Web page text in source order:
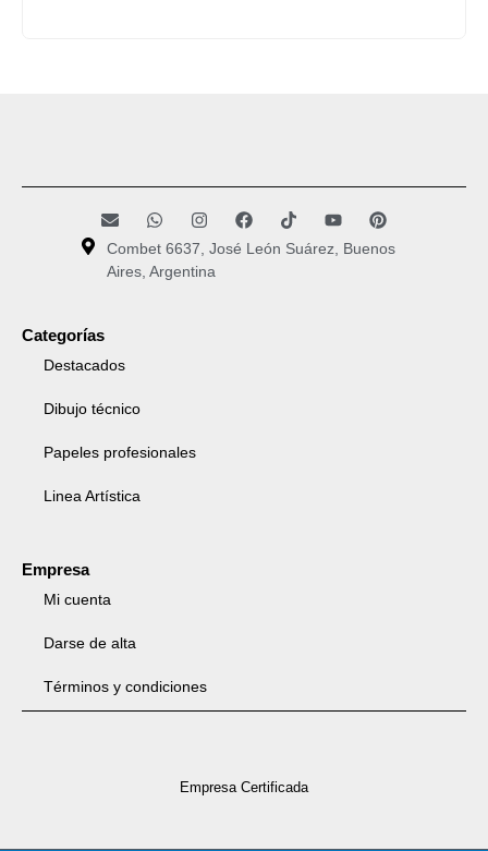
Combet 6637, José León Suárez, Buenos
Aires, Argentina
Categorías
Destacados
Dibujo técnico
Papeles profesionales
Linea Artística
Empresa
Mi cuenta
Darse de alta
Términos y condiciones
Empresa Certificada